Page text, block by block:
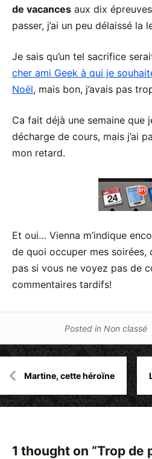
de vacances aux dix
passer, j’ai un peu délaissé la
Je sais qu’un tel sacrifice
cher ami Geek à qui je
Noël, mais bon, j’avais pas
Ca fait déjà une semaine que
décharge de cours, mais j’ai
mon retard.
Et oui… Vienna m’indique
de quoi occuper mes soirées,
pas si vous ne voyez pas de
commentaires tardifs!
Posted in Non classé
de
l’article
Martine, cette héroïne
1 thought on “Trop de